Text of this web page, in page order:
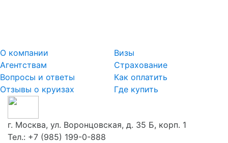
О компании
Агентствам
Вопросы и ответы
Отзывы о круизах
Визы
Страхование
Как оплатить
Где купить
г. Москва, ул. Воронцовская, д. 35 Б, корп. 1
Тел.: +7 (985) 199-0-888